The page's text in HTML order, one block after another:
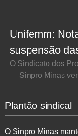
Unifemm:
suspensão
O Sindicato dos
— Sinpro Minas
Plantão sindical
O Sinpro Minas